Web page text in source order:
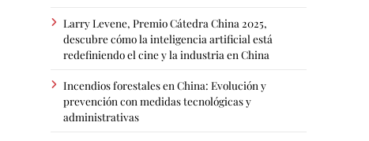
Larry Levene, Premio Cátedra China 2025,
descubre cómo la inteligencia artificial está
redefiniendo el cine y la industria en China
Incendios forestales en China: Evolución y
prevención con medidas tecnológicas y
administrativas